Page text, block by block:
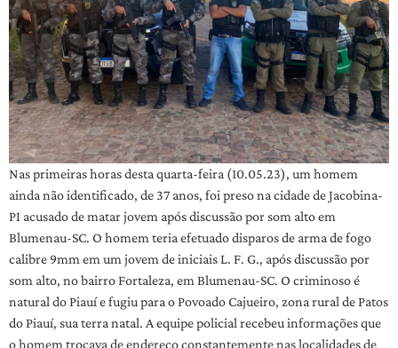
Nas primeiras horas desta quarta-feira (10.05.23), um homem
ainda não identificado, de 37 anos, foi preso na cidade de Jacobina-
PI acusado de matar jovem após discussão por som alto em
Blumenau-SC. O homem teria efetuado disparos de arma de fogo
calibre 9mm em um jovem de iniciais L. F. G., após discussão por
som alto, no bairro Fortaleza, em Blumenau-SC. O criminoso é
natural do Piauí e fugiu para o Povoado Cajueiro, zona rural de Patos
do Piauí, sua terra natal. A equipe policial recebeu informações que
o homem trocava de endereço constantemente nas localidades de